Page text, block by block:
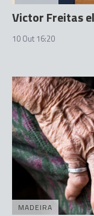
Victor Freitas
10 Out 16:20
MADEIRA